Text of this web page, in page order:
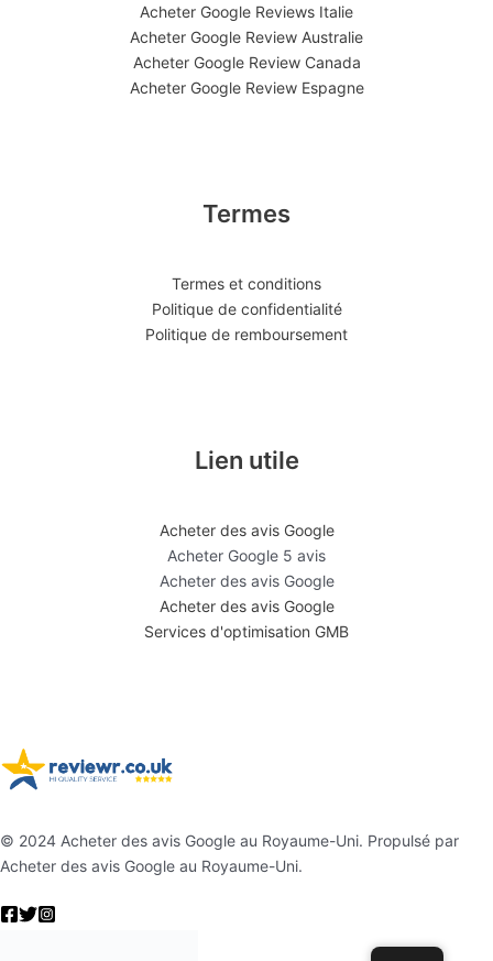
Acheter Google Reviews Italie
Acheter Google Review Australie
Acheter Google Review Canada
Acheter Google Review Espagne
Termes
Termes et conditions
Politique de confidentialité
Politique de remboursement
Lien utile
Acheter des avis Google
Acheter Google 5 avis
Acheter des avis Google
Acheter des avis Google
Services d'optimisation GMB
© 2024 Acheter des avis Google au Royaume-Uni. Propulsé par
Acheter des avis Google au Royaume-Uni.